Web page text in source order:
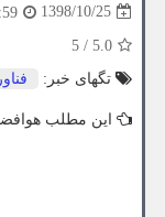
1398/10/25
5.0
/
5
تگهای خبر:
این مطلب